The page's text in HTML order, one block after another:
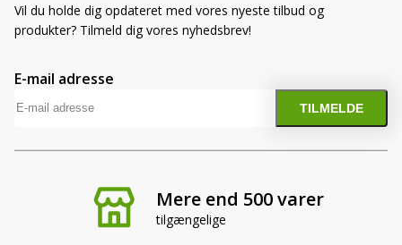
Mere end 500 varer
tilgængelige
Vil du holde dig opdateret med vores nyeste tilbud og
produkter? Tilmeld dig vores nyhedsbrev!
E-mail adresse